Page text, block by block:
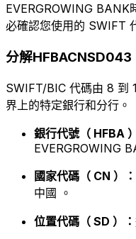
EVERGROWING
必確認您使用的 SWIFT
分解HFBACNSD043
SWIFT/BIC 代碼由 8 到
界上的特定銀行和分行。
銀行代號（ HFBA
EVERGROWING
國家代碼（ CN ）：
中國 。
位置代碼（ SD ）：